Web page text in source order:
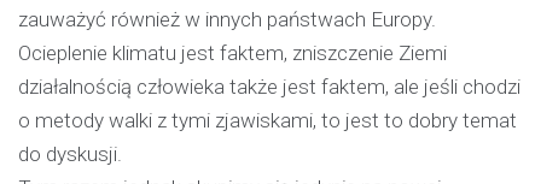
zauważyć również w innych państwach Europy.
Ocieplenie klimatu jest faktem, zniszczenie Ziemi
działalnością człowieka także jest faktem, ale jeśli chodzi
o metody walki z tymi zjawiskami, to jest to dobry temat
do dyskusji.